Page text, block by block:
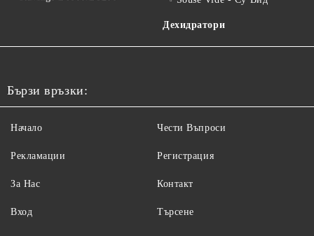
Дехидратори
Бързи връзки:
Начало
Рекламации
За Нас
Вход
Чести Въпроси
Регистрация
Контакт
Търсене